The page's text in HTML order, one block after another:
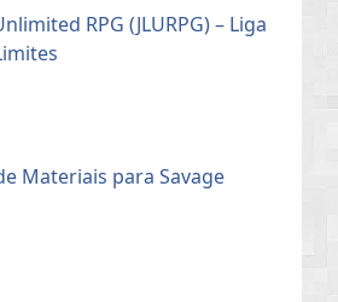
RPG (JLURPG) – Liga
Materiais para Savage